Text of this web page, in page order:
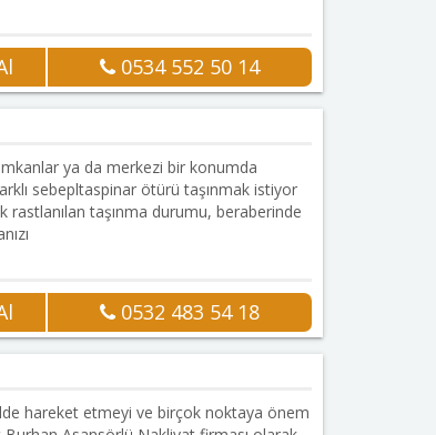
0534 552 50 14
ya da merkezi bir konumda
sebepltaspinar ötürü taşınmak istiyor
rastlanılan taşınma durumu, beraberinde
0532 483 54 18
hareket etmeyi ve birçok noktaya önem